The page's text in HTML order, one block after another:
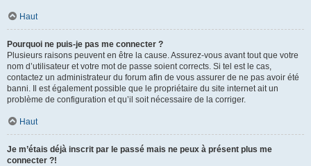
Haut
Pourquoi ne puis-je pas me connecter ?
Plusieurs raisons peuvent en être la cause. Assurez-vous avant tout que votre
nom d’utilisateur et votre mot de passe soient corrects. Si tel est le cas,
contactez un administrateur du forum afin de vous assurer de ne pas avoir été
banni. Il est également possible que le propriétaire du site internet ait un
problème de configuration et qu’il soit nécessaire de la corriger.
Haut
Je m’étais déjà inscrit par le passé mais ne peux à présent plus me
connecter ?!